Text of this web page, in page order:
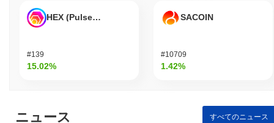
HEX (Pulsechain)
#139
15.02%
SACOIN
#10709
1.42%
ニュース すべてのニュース